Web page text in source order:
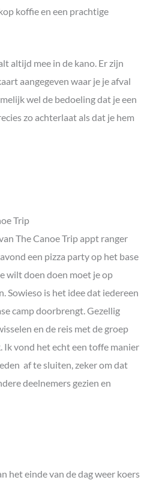
koffie en een prachtige
altijd mee in de kano. Er zijn
aangegeven waar je je afval
wel de bedoeling dat je een
zo achterlaat als dat je hem
Trip
The Canoe Trip appt ranger
een pizza party op het base
wilt doen doen moet je op
Sowieso is het idee dat iedereen
camp doorbrengt. Gezellig
en de reis met de groep
Ik vond het echt een toffe manier
af te sluiten, zeker om dat
deelnemers gezien en
het einde van de dag weer koers